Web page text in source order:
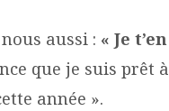
aussi : « Je t’en
que je suis prêt à
année ».